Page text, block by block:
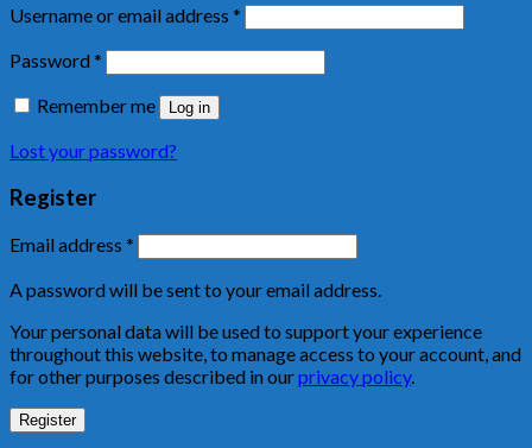
Username or email address *
Password*
Remember me
Log in
Lost your password?
Register
Email address *
A password will be sent to your email address.
Your personal data will be used to support your experience
throughout this website, to manage access to your account, and
for other purposes described in ourprivacy policy.
Register